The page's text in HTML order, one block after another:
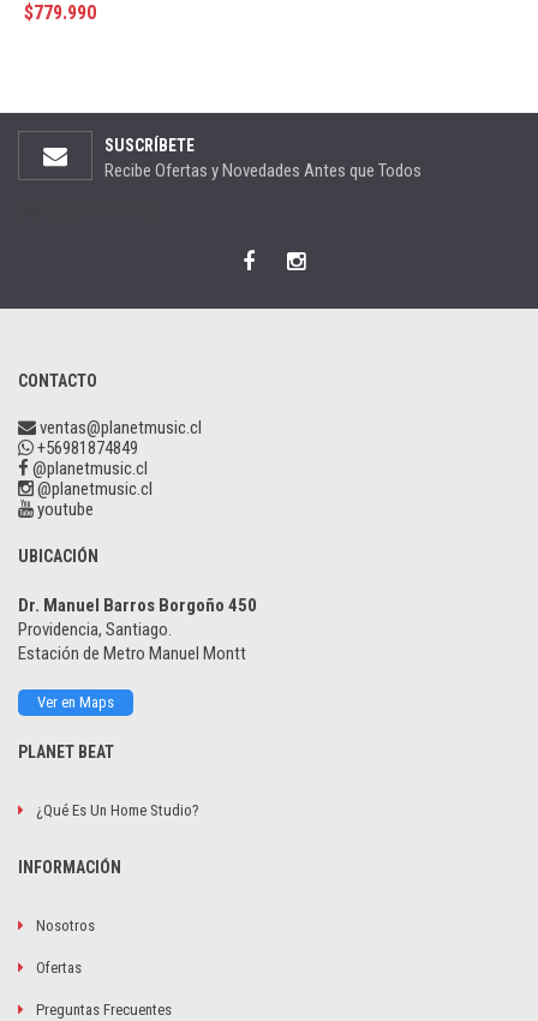
$779.990
SUSCRÍBETE
Recibe Ofertas y Novedades Antes que Todos
CONTACTO
ventas@planetmusic.cl
+56981874849
@planetmusic.cl
@planetmusic.cl
youtube
UBICACIÓN
Dr. Manuel Barros Borgoño 450
Providencia, Santiago.
Estación de Metro Manuel Montt
Ver en Maps
PLANET BEAT
¿Qué Es Un Home Studio?
INFORMACIÓN
Nosotros
Ofertas
Preguntas Frecuentes